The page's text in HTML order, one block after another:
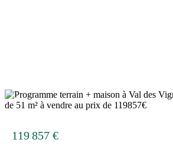
12
119 857 €